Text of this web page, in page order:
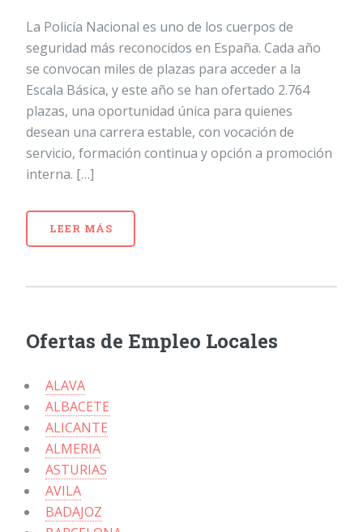
La Policía Nacional es uno de los cuerpos de
seguridad más reconocidos en España. Cada año
se convocan miles de plazas para acceder a la
Escala Básica, y este año se han ofertado 2.764
plazas, una oportunidad única para quienes
desean una carrera estable, con vocación de
servicio, formación continua y opción a promoción
interna. […]
LEER MÁS
Ofertas de Empleo Locales
ALAVA
ALBACETE
ALICANTE
ALMERIA
ASTURIAS
AVILA
BADAJOZ